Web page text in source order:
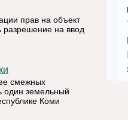
прав на объект
разрешение на ввод
смежных
один земельный
Коми